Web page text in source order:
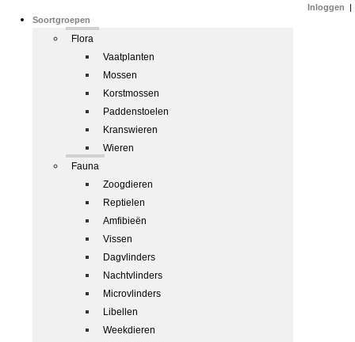
Soortgroepen
Flora
Vaatplanten
Mossen
Korstmossen
Paddenstoelen
Kranswieren
Wieren
Fauna
Zoogdieren
Reptielen
Amfibieën
Vissen
Dagvlinders
Nachtvlinders
Microvlinders
Libellen
Weekdieren
Inloggen |